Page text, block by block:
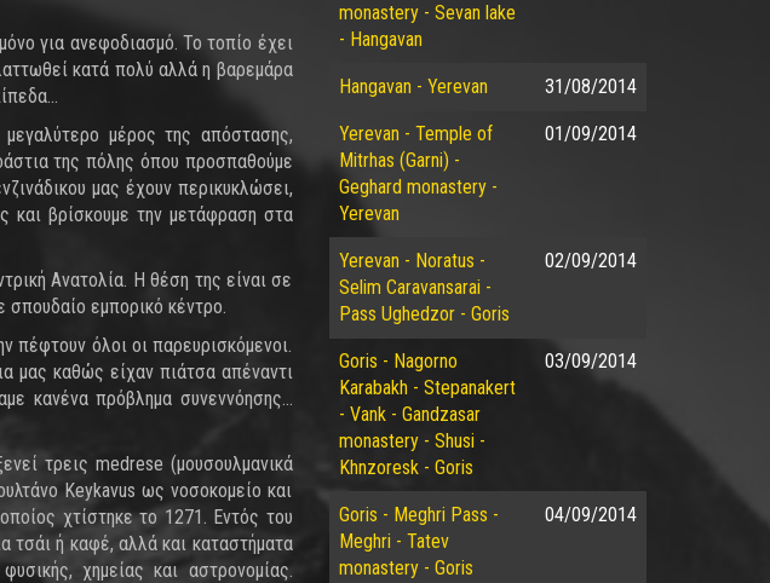
για ανεφοδιασμό. Το τοπίο έχει
κατά πολύ αλλά η βαρεμάρα
μέρος της απόστασης,
της πόλης όπου προσπαθούμε
μας έχουν περικυκλώσει,
και βρίσκουμε την μετάφραση στα
Ανατολία. Η θέση της είναι σε
εμπορικό κέντρο.
όλοι οι παρευρισκόμενοι.
μας καθώς είχαν πιάτσα απέναντι
κανένα πρόβλημα συνεννόησης...
τρεις medrese (μουσουλμανικά
Keykavus ως νοσοκομείο και
χτίστηκε το 1271. Εντός του
τσάι ή καφέ, αλλά και καταστήματα
χημείας και αστρονομίας.
monastery - Sevan lake
- Hangavan
Hangavan - Yerevan 31/08/2014
Yerevan - Temple of
Mitrhas (Garni) -
Geghard monastery -
Yerevan
01/09/2014
Yerevan - Noratus -
Selim Caravansarai -
Pass Ughedzor - Goris
02/09/2014
Goris - Nagorno
Karabakh - Stepanakert
- Vank - Gandzasar
monastery - Shusi -
Khnzoresk - Goris
03/09/2014
Goris - Meghri Pass -
Meghri - Tatev
monastery - Goris
04/09/2014